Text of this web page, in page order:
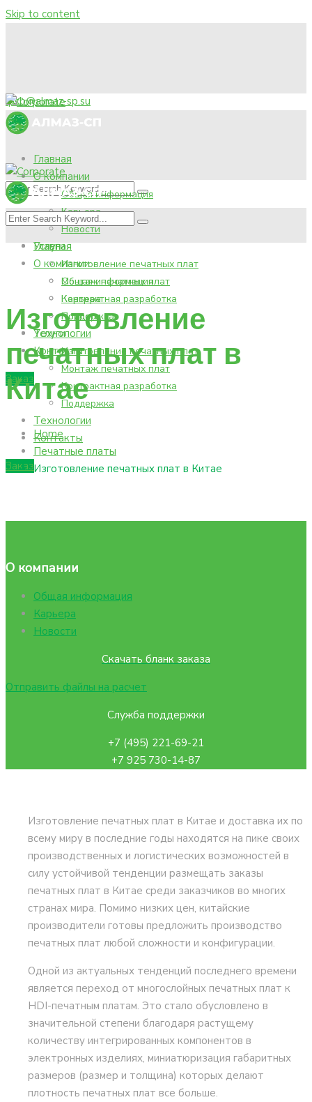
Skip to content
pcb@almaz-sp.su
Главная
О компании
Общая информация
Карьера
Новости
Услуги
Изготовление печатных плат
Монтаж печатных плат
Контрактная разработка
Поддержка
Технологии
Контакты
Заказ
Главная
О компании
Общая информация
Карьера
Новости
Услуги
Изготовление печатных плат
Монтаж печатных плат
Контрактная разработка
Поддержка
Технологии
Контакты
Заказ
Изготовление
печатных плат в
Китае
Home
Печатные платы
Изготовление печатных плат в Китае
О компании
Общая информация
Карьера
Новости
Скачать бланк заказа
Отправить файлы на расчет
Служба поддержки
+7 (495) 221-69-21
+7 925 730-14-87
Изготовление печатных плат в Китае и доставка их по
всему миру в последние годы находятся на пике своих
производственных и логистических возможностей в
силу устойчивой тенденции размещать заказы
печатных плат в Китае среди заказчиков во многих
странах мира. Помимо низких цен, китайские
производители готовы предложить производство
печатных плат любой сложности и конфигурации.
Одной из актуальных тенденций последнего времени
является переход от многослойных печатных плат к
HDI-печатным платам. Это стало обусловлено в
значительной степени благодаря растущему
количеству интегрированных компонентов в
электронных изделиях, миниатюризация габаритных
размеров (размер и толщина) которых делают
плотность печатных плат все больше.